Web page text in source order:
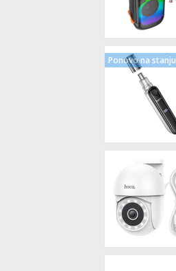
Ponovo na stanju